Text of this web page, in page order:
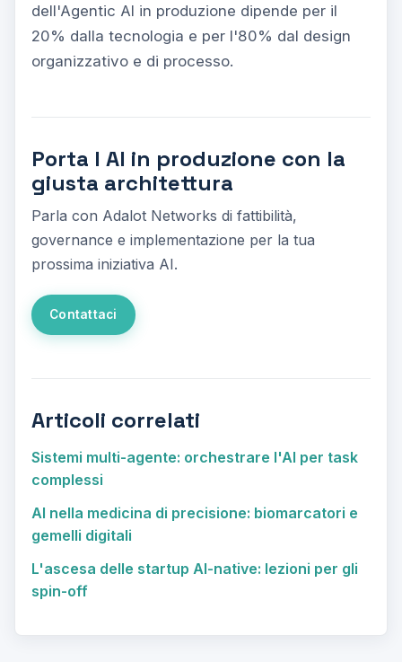
dell'Agentic AI in produzione dipende per il
20% dalla tecnologia e per l'80% dal design
organizzativo e di processo.
Porta l AI in produzione con la
giusta architettura
Parla con Adalot Networks di fattibilità,
governance e implementazione per la tua
prossima iniziativa AI.
Contattaci
Articoli correlati
Sistemi multi-agente: orchestrare l'AI per task
complessi
AI nella medicina di precisione: biomarcatori e
gemelli digitali
L'ascesa delle startup AI-native: lezioni per gli
spin-off